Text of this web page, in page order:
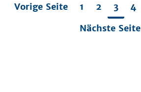
Vorige Seite 1 2 3 4
Nächste Seite